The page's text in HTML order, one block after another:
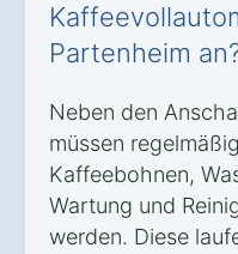
Partenheim
Neben den
müssen
Kaffeebohnen,
Wartung und
werden. Diese